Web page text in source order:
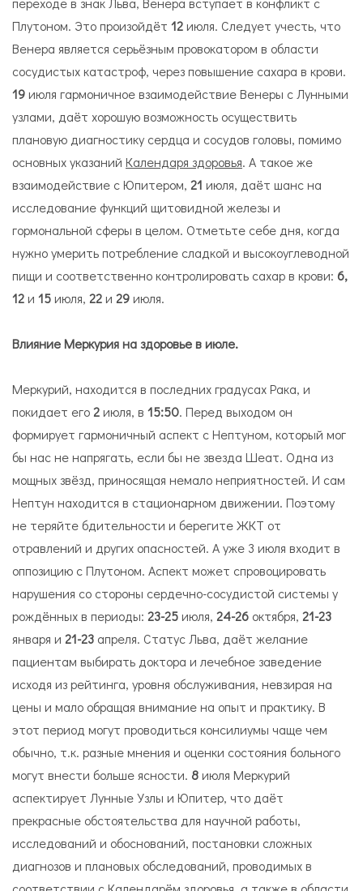
Плутоном. Это произойдёт 12июля. Следует учесть, что
Венера является серьёзным провокатором в области
сосудистых катастроф, через повышение сахара в крови.
19июля гармоничное взаимодействие Венеры с Лунными
узлами, даёт хорошую возможность осуществить
плановую диагностику сердца и сосудов головы, помимо
основных указаний Календаря здоровья. А такое же
взаимодействие с Юпитером, 21 июля, даёт шанс на
исследование функций щитовидной железы и
гормональной сферы в целом. Отметьте себе дня, когда
нужно умерить потребление сладкой и высокоуглеводной
пищи и соответственно контролировать сахар в крови: 6,
12и 15июля, 22и 29июля.
Влияние Меркурия на здоровье в июле.
Меркурий, находится в последних градусах Рака, и
покидает его2июля, в 15:50. Перед выходом он
формирует гармоничный аспект с Нептуном, который мог
бы нас не напрягать, если бы не звезда Шеат. Одна из
мощных звёзд, приносящая немало неприятностей. И сам
Нептун находится в стационарном движении. Поэтому
не теряйте бдительности и берегите ЖКТ от
отравлений и других опасностей. А уже 3 июля входит в
оппозицию с Плутоном. Аспект может спровоцировать
нарушения со стороны сердечно-сосудистой системы у
рождённых в периоды: 23-25июля, 24-26 октября, 21-23
января и 21-23 апреля. Статус Льва, даёт желание
пациентам выбирать доктора и лечебное заведение
исходя из рейтинга, уровня обслуживания, невзирая на
цены и мало обращая внимание на опыт и практику. В
этот период могут проводиться консилиумы чаще чем
обычно, т.к. разные мнения и оценки состояния больного
могут внести больше ясности. 8июля Меркурий
аспектирует Лунные Узлы и Юпитер, что даёт
прекрасные обстоятельства для научной работы,
исследований и обоснований, постановки сложных
диагнозов и плановых обследований, проводимых в